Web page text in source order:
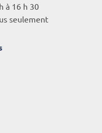
à 16 h 30
seulement